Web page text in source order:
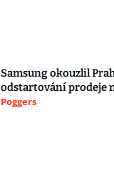
Samsung okouzlil
odstartování prodeje
Poggers